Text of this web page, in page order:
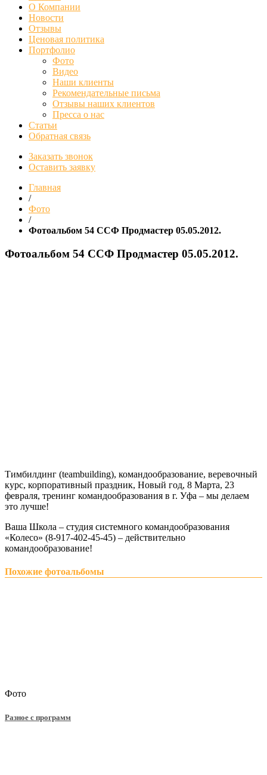
О Компании
Новости
Отзывы
Ценовая политика
Портфолио
Фото
Видео
Наши клиенты
Рекомендательные письма
Отзывы наших клиентов
Пресса о нас
Статьи
Обратная связь
Заказать звонок
Оставить заявку
Главная
/
Фото
/
Фотоальбом 54 ССФ Продмастер 05.05.2012.
Фотоальбом 54 ССФ Продмастер 05.05.2012.
Тимбилдинг (teambuilding), командообразование, веревочный
курс, корпоративный праздник, Новый год, 8 Марта, 23
февраля, тренинг командообразования в г. Уфа – мы делаем
это лучше!
Ваша Школа – студия системного командообразования
«Колесо» (8-917-402-45-45) – действительно
командообразование!
Похожие фотоальбомы
Фото
Разное с программ